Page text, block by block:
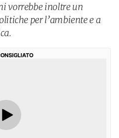
vorrebbe inoltre un
per l’ambiente e a